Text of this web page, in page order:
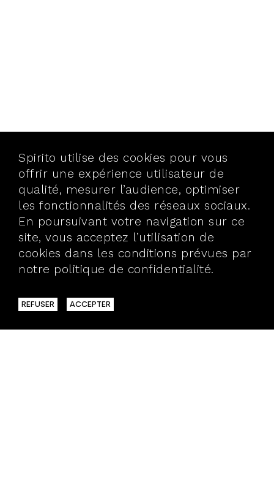
Spirito utilise des cookies pour vous
offrir une expérience utilisateur de
qualité, mesurer l’audience, optimiser
les fonctionnalités des réseaux sociaux.
En poursuivant votre navigation sur ce
site, vous acceptez l’utilisation de
cookies dans les conditions prévues par
notre politique de confidentialité.
REFUSER ACCEPTER